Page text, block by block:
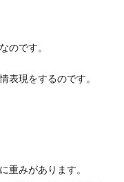
。言葉にした方が気持ちが
のです。
表現をするのです。
重みがあります。